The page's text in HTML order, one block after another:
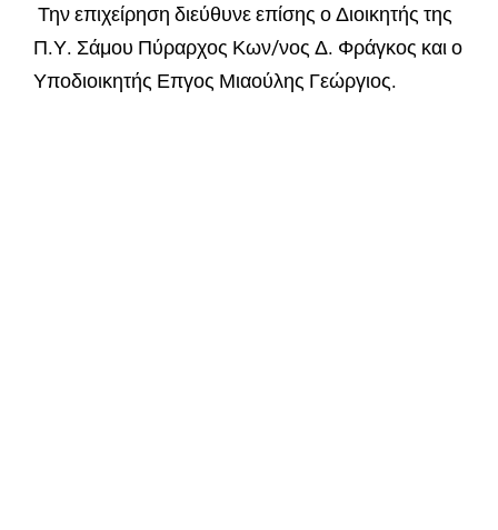
Την επιχείρηση διεύθυνε επίσης ο Διοικητής της
Π.Υ. Σάμου Πύραρχος Κων/νος Δ. Φράγκος και ο
Υποδιοικητής Επγος Μιαούλης Γεώργιος.